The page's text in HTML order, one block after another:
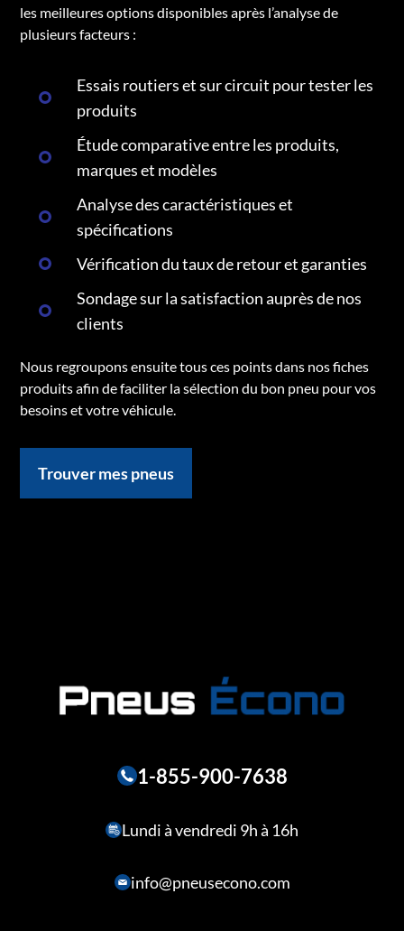
les meilleures options disponibles après l’analyse de
plusieurs facteurs :
Essais routiers et sur circuit pour tester les
produits
Étude comparative entre les produits,
marques et modèles
Analyse des caractéristiques et
spécifications
Vérification du taux de retour et garanties
Sondage sur la satisfaction auprès de nos
clients
Nous regroupons ensuite tous ces points dans nos fiches
produits afin de faciliter la sélection du bon pneu pour vos
besoins et votre véhicule.
Trouver mes pneus
1-855-900-7638
Lundi à vendredi 9h à 16h
info@pneusecono.com